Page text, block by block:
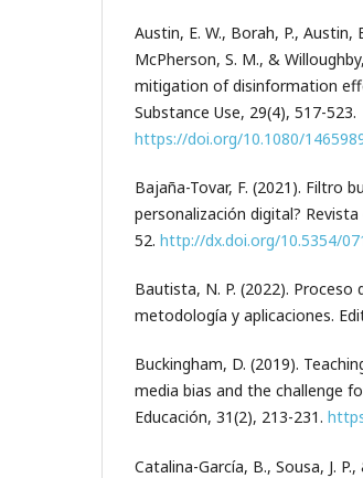
Austin, E. W., Borah, P., Austin,
McPherson, S. M., &
mitigation of disinformation
Substance Use, 29(4), 517-523.
https://doi.org/10.1080/
Bajaña-Tovar, F. (2021). Filtro
personalización digital?
52. http://dx.doi.org/10.5354/
Bautista, N. P. (2022).
metodología y aplicaciones.
Buckingham, D. (2019).
media bias and the challenge
Educación, 31(2), 213-231.
Catalina-García, B., Sousa, J.